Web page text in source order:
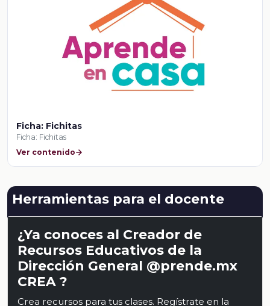
Ficha: Fichitas
Ficha: Fichitas
Ver contenido
Herramientas para el docente
¿Ya conoces al Creador de
Recursos Educativos de la
Dirección General @prende.mx
CREA ?
Crea recursos para tus clases. Regístrate en la